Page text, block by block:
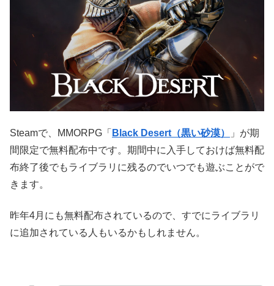
Steamで、MMORPG「 Black Desert（黒い砂漠）
」が期
間限定で無料配布中です。期間中に入手しておけば無料配
布終了後でもライブラリに残るのでいつでも遊ぶことがで
きます。
昨年4月にも無料配布されているので、すでにライブラリ
に追加されている人もいるかもしれません。